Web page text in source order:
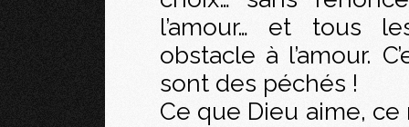
l’amour… et tous
obstacle à l’amour.
sont des péchés !
Ce que Dieu aime, ce